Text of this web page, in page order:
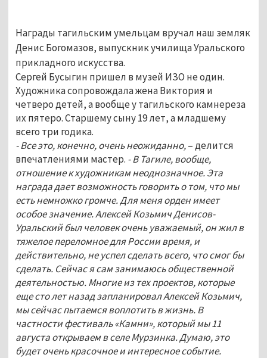
Награды тагильским умельцам вручал наш земляк
Денис Богомазов, выпускник училища Уральского
прикладного искусства.
Сергей Бусыгин пришел в музей ИЗО не один.
Художника сопровождала жена Виктория и
четверо детей, а вообще у тагильского камнереза
их пятеро. Старшему сыну 19 лет, а младшему
всего три годика.
- Все это, конечно, очень неожиданно,– делится
впечатлениями мастер. - В Тагиле, вообще,
отношение к художникам неоднозначное. Эта
награда дает возможность говорить о том, что мы
есть немножко громче. Для меня орден имеет
особое значение. Алексей Козьмич Денисов-
Уральский был человек очень уважаемый, он жил в
тяжелое переломное для России время, и
действительно, не успел сделать всего, что смог бы
сделать. Сейчас я сам занимаюсь общественной
деятельностью. Многие из тех проектов, которые
еще сто лет назад запланировал Алексей Козьмич,
мы сейчас пытаемся воплотить в жизнь. В
частности фестиваль «Камни», который мы 11
августа открываем в селе Мурзинка. Думаю, это
будет очень красочное и интересное событие.